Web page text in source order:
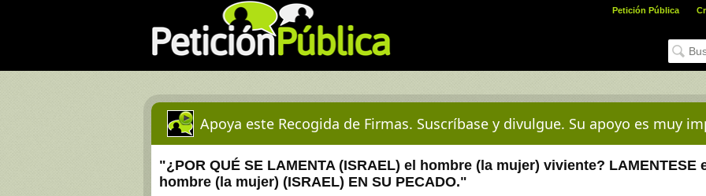
Petición Pública
Apoya este Recogida de Firmas. Suscríbase y divulgue. Su apoyo es muy
"¿POR QUÉ SE LAMENTA (ISRAEL) el hombre (la mujer) viviente? LAMENTESE
hombre (la mujer) (ISRAEL) EN SU PECADO."